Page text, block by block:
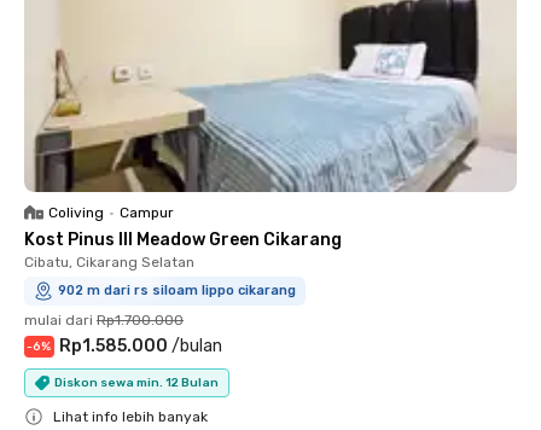
Coliving • Campur
Kost Pinus III Meadow Green Cikarang
Cibatu, Cikarang Selatan
902 m dari rs siloam lippo cikarang
mulai dari Rp1.700.000
-6% Rp1.585.000 /bulan
Diskon sewa min. 12 Bulan
Lihat info lebih banyak